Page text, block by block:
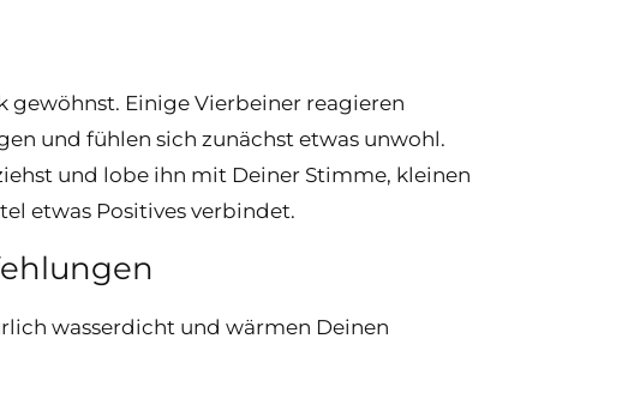
gewöhnst. Einige Vierbeiner reagieren
und fühlen sich zunächst etwas unwohl.
und lobe ihn mit Deiner Stimme, kleinen
etwas Positives verbindet.
wasserdicht und wärmen Deinen